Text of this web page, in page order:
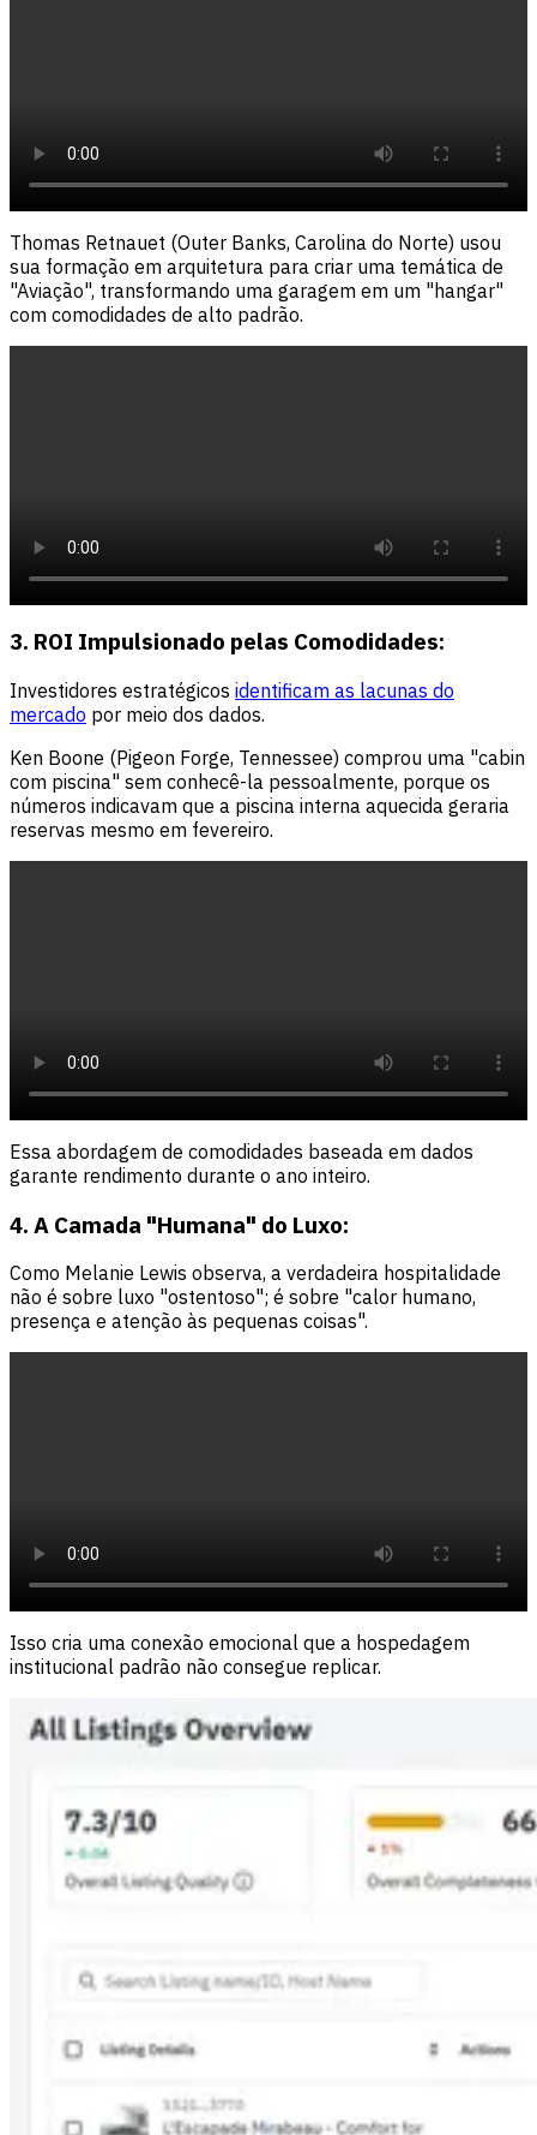
Thomas Retnauet (Outer Banks, Carolina do Norte) usou
sua formação em arquitetura para criar uma temática de
"Aviação", transformando uma garagem em um "hangar"
com comodidades de alto padrão.
3. ROI Impulsionado pelas Comodidades:
Investidores estratégicos identificam as lacunas do
mercado por meio dos dados.
Ken Boone (Pigeon Forge, Tennessee) comprou uma "cabin
com piscina" sem conhecê-la pessoalmente, porque os
números indicavam que a piscina interna aquecida geraria
reservas mesmo em fevereiro.
Essa abordagem de comodidades baseada em dados
garante rendimento durante o ano inteiro.
4. A Camada "Humana" do Luxo:
Como Melanie Lewis observa, a verdadeira hospitalidade
não é sobre luxo "ostentoso"; é sobre "calor humano,
presença e atenção às pequenas coisas".
Isso cria uma conexão emocional que a hospedagem
institucional padrão não consegue replicar.